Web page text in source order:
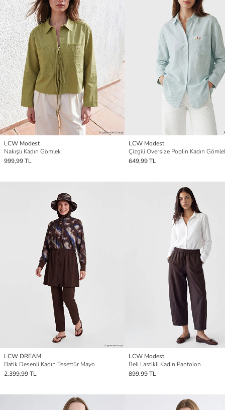
LCW Modest
Nakışlı Kadın Gömlek
999,99 TL
LCW Modest
Çizgili Oversize Poplin Kadın
649,99 TL
LCW DREAM
Batik Desenli Kadın Tesettür Mayo
2.399,99 TL
LCW Modest
Beli Lastikli Kadın Pantolon
899,99 TL